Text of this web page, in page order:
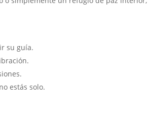
su guía.
estás solo.